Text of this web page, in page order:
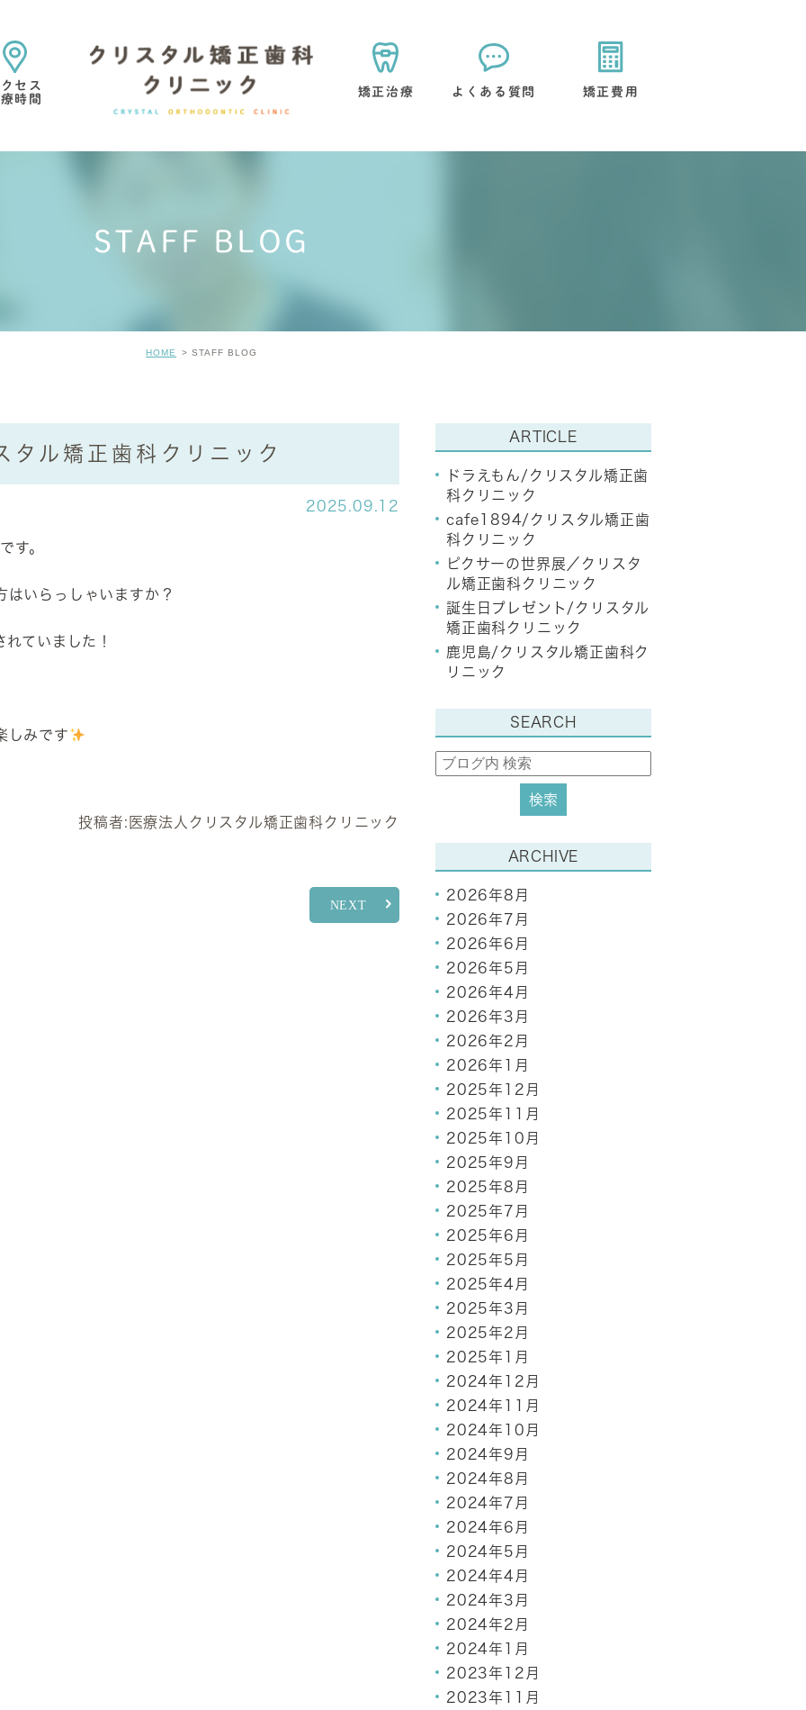
セス
時間
矯正治療
正治療の目的・考え方 矯正専門医院を選ぶ理由
ウスピース型矯正歯科
小児矯正
よくある質問 矯正費用
STAFF BLOG
HOME STAFF BLOG
ル矯正歯科クリニック
2025.09.12
す。
はいらっしゃいますか？
ていました！
しみです
投稿者: 医療法人クリスタル矯正歯科クリニック
NEXT
ARTICLE
ドラえもん/クリスタル矯正歯
科クリニック
cafe1894/クリスタル矯正歯
科クリニック
ピクサーの世界展／クリスタ
ル矯正歯科クリニック
誕生日プレゼント/クリスタル
矯正歯科クリニック
鹿児島/クリスタル矯正歯科ク
リニック
SEARCH
ARCHIVE
2026年8月
2026年7月
2026年6月
2026年5月
2026年4月
2026年3月
2026年2月
2026年1月
2025年12月
2025年11月
2025年10月
2025年9月
2025年8月
2025年7月
2025年6月
2025年5月
2025年4月
2025年3月
2025年2月
2025年1月
2024年12月
2024年11月
2024年10月
2024年9月
2024年8月
2024年7月
2024年6月
2024年5月
2024年4月
2024年3月
2024年2月
2024年1月
2023年12月
2023年11月